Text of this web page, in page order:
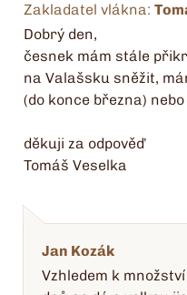
Zakladatel vlákna:
Dobrý den,
česnek mám stále
na Valašsku sněžit,
(do konce března)
děkuji za odpověď
Tomáš Veselka
Jan Kozák
Vzhledem k